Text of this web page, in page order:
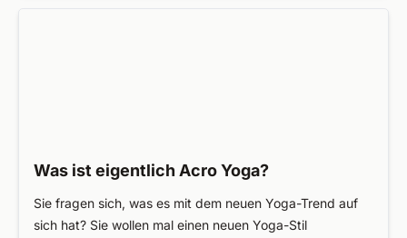
Was ist eigentlich Acro Yoga?
Sie fragen sich, was es mit dem neuen Yoga-Trend auf
sich hat? Sie wollen mal einen neuen Yoga-Stil